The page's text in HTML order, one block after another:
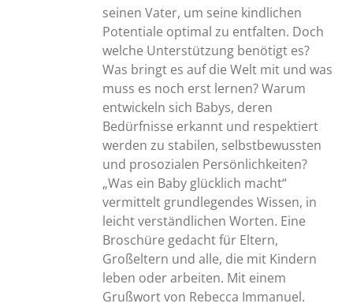
seinen Vater, um seine kindlichen
Potentiale optimal zu entfalten. Doch
welche Unterstützung benötigt es?
Was bringt es auf die Welt mit und was
muss es noch erst lernen? Warum
entwickeln sich Babys, deren
Bedürfnisse erkannt und respektiert
werden zu stabilen, selbstbewussten
und prosozialen Persönlichkeiten?
„Was ein Baby glücklich macht“
vermittelt grundlegendes Wissen, in
leicht verständlichen Worten. Eine
Broschüre gedacht für Eltern,
Großeltern und alle, die mit Kindern
leben oder arbeiten. Mit einem
Grußwort von Rebecca Immanuel.